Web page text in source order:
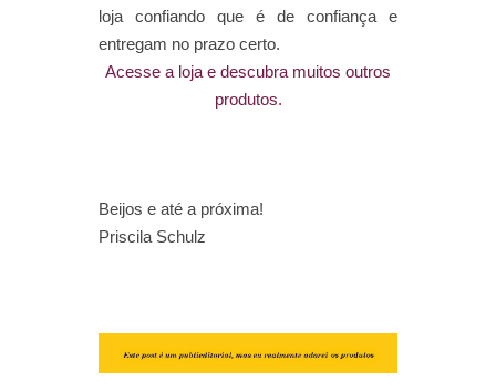
loja confiando que é de confiança e
entregam no prazo certo.
Acesse a loja e descubra muitos outros
produtos.
Beijos e até a próxima!
Priscila Schulz